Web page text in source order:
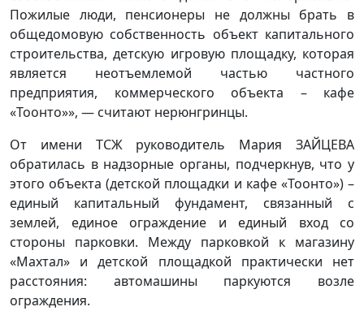
Пожилые люди, пенсионеры не должны брать в
общедомовую собственность объект капитального
строительства, детскую игровую площадку, которая
является неотъемлемой частью частного
предприятия, коммерческого объекта – кафе
«Тоонто»», — считают нерюнгринцы.
От имени ТСЖ руководитель Мария ЗАЙЦЕВА
обратилась в надзорные органы, подчеркнув, что у
этого объекта (детской площадки и кафе «Тоонто») –
единый капитальный фундамент, связанный с
землей, единое ограждение и единый вход со
стороны парковки. Между парковкой к магазину
«Махтал» и детской площадкой практически нет
расстояния: автомашины паркуются возле
ограждения.